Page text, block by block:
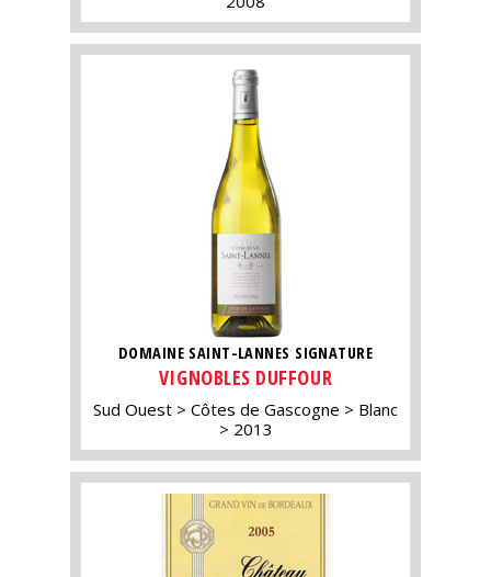
DOMAINE SAINT-LANNES SIGNATURE
VIGNOBLES DUFFOUR
Sud Ouest Côtes de Gascogne
Blanc
2013